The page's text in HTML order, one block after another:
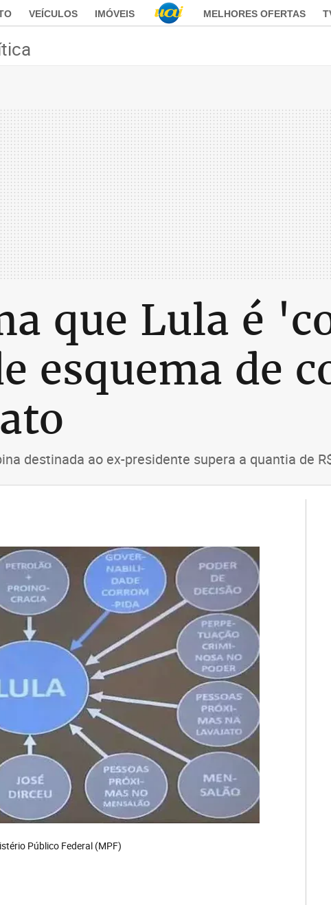
VEÍCULOS IMÓVEIS MELHORES OFERTAS
que Lula é
esquema de
destinada ao ex-presidente supera a quantia de
Público Federal (MPF)